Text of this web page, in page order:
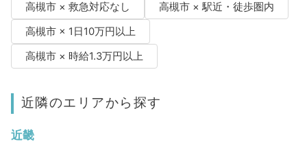
高槻市 × 救急対応なし
高槻市 × 駅近・徒歩圏内
高槻市 × 1日10万円以上
高槻市 × 時給1.3万円以上
近隣のエリアから探す
近畿